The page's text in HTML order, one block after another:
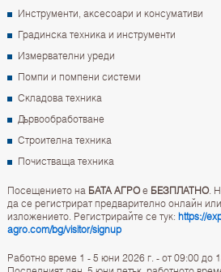
Инструменти, аксесоари и консумативи
Градинска техника и инструменти
Измервателни уреди
Помпи и помпени системи
Складова техника
Дървообработване
Строителна техника
Почистваща техника
Посещението на БАТА АГРОе БЕЗПЛАТНО.
да се регистрират предварително онлайн
изложението. Регистрирайте се тук: https://
agro.com/bg/visitor/signup
Работно време 1 - 5 юни 2026 г. - от 09:00 до